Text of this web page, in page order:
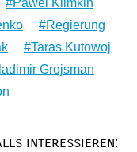
Regierung
Taras Kutowoj
Grojsman
interessieren: